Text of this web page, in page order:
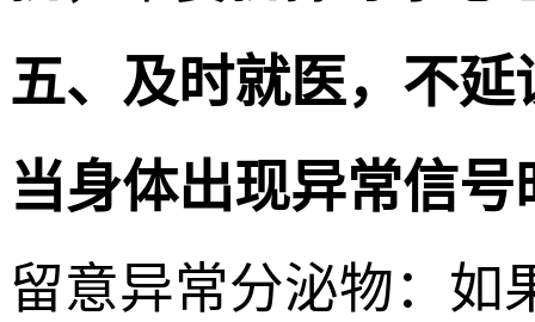
五、及时就医，不延
当身体出现异常信
留意异常分泌物：如